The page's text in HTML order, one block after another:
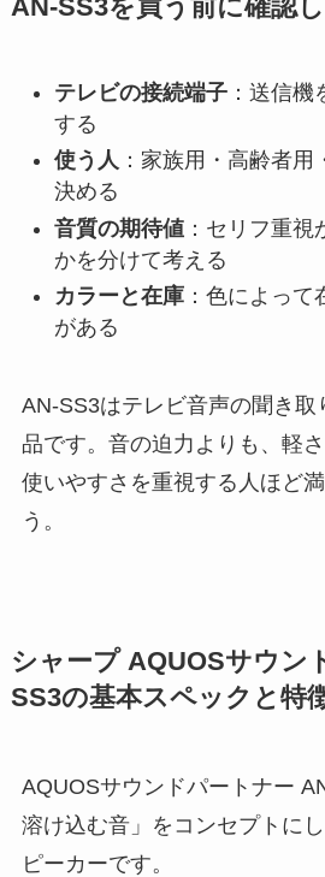
AN-SS3を買う前に確認
テレビの接続端子：送信機
する
使う人 ：家族用・高齢者
決める
音質の期待値：セリフ重視
かを分けて考える
カラーと在庫：色によって
がある
AN-SS3はテレビ音声の聞き取
品です。音の迫力よりも、軽
使いやすさを重視する人ほど
う。
シャープ AQUOSサウン
SS3の基本スペックと特
AQUOSサウンドパートナー
溶け込む音」をコンセプトに
ピーカーです。